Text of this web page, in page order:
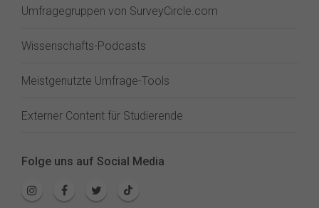
Umfragegruppen von SurveyCircle.com
Wissenschafts-Podcasts
Meistgenutzte Umfrage-Tools
Externer Content für Studierende
Folge uns auf Social Media